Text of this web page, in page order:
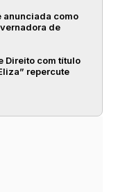
anunciada como
de
Direito com título
repercute